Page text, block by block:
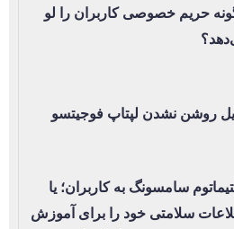
حریم خصوصی کاربران را لو
روشن نشدن لپتاپ فوجیتسو
سامسونگ به کاربران؛ یا
سلامتی خود را برای آموزش